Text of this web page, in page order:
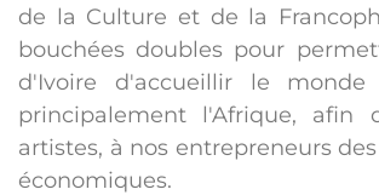
de la Culture et de la
bouchées doubles pour
d'Ivoire d'accueillir le monde
principalement l'Afrique, afin
artistes, à nos entrepreneurs
économiques.